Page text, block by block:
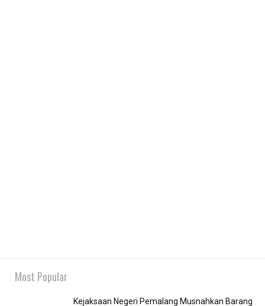
Most Popular
Kejaksaan Negeri Pemalang Musnahkan Barang